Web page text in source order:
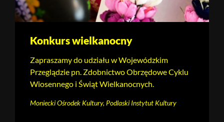
Konkurs wielkanocny
Zapraszamy do udziału w Wojewódzkim
Przeglądzie pn. Zdobnictwo Obrzędowe Cyklu
Wiosennego i Świąt Wielkanocnych.
Moniecki Ośrodek Kultury, Podlaski Instytut Kultury